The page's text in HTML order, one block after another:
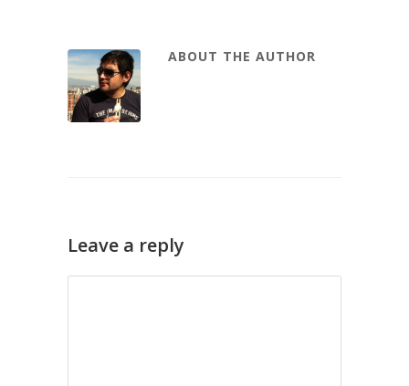
ABOUT THE AUTHOR
Leave a reply